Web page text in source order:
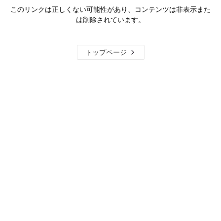
このリンクは正しくない可能性があり、コンテンツは非表示また
は削除されています。
トップページ